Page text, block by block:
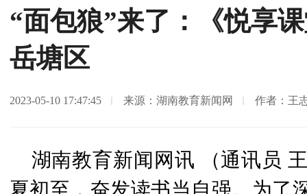
“面包狼”来了：《悦享
岳塘区
2023-05-10 17:47:45 来源：湖南教育新闻网 作者：王
湖南教育新闻网讯 （通讯员
夏初至，奋发读书当自强。为了